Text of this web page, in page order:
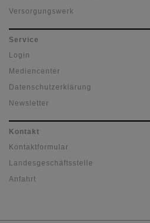
Versorgungswerk
Service
Login
Mediencenter
Datenschutzerklärung
Newsletter
Kontakt
Kontaktformular
Landesgeschäftsstelle
Anfahrt